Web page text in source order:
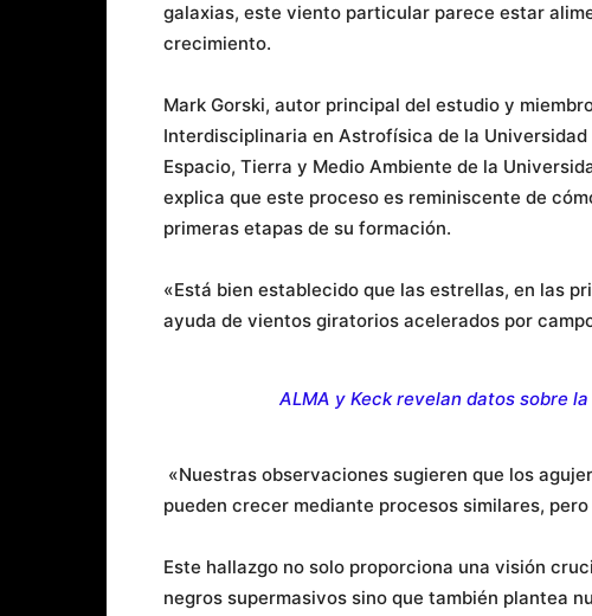
galaxias, este viento particular parece estar
crecimiento.
Mark Gorski, autor principal del estudio y
Interdisciplinaria en Astrofísica de la
Espacio, Tierra y Medio Ambiente de la
explica que este proceso es reminiscente de
primeras etapas de su formación.
«Está bien establecido que las estrellas, en las
ayuda de vientos giratorios acelerados por
ALMA y Keck revelan datos sobre
«Nuestras observaciones sugieren que los
pueden crecer mediante procesos similares,
Este hallazgo no solo proporciona una visión
negros supermasivos sino que también plantea